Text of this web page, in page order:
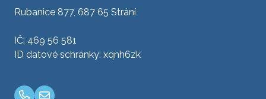
Rubanice 877, 687 65 Strání
IČ: 469 56 581
ID datové schránky: xqnh6zk